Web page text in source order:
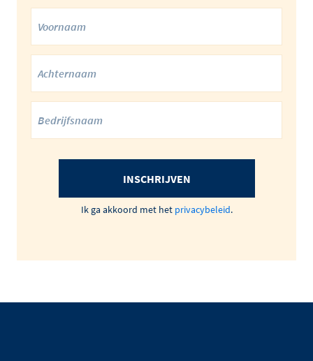
INSCHRIJVEN
Ik ga akkoord met het privacybeleid.